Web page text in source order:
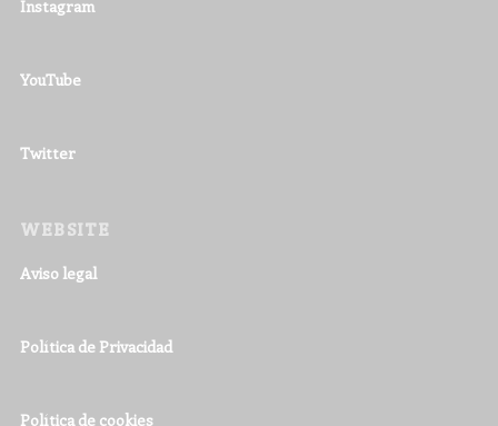
Instagram
YouTube
Twitter
WEBSITE
Aviso legal
Política de Privacidad
Política de cookies